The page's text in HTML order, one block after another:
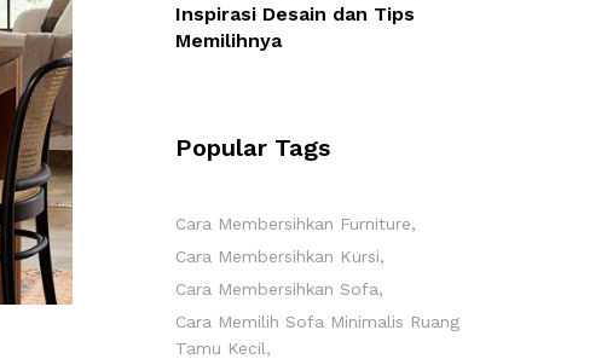
Inspirasi Desain dan Tips
Memilihnya
Popular Tags
Cara Membersihkan Furniture
Cara Membersihkan Kursi
Cara Membersihkan Sofa
Cara Memilih Sofa Minimalis Ruang
Tamu Kecil